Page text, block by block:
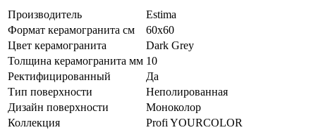
Производитель
Estima
Формат керамогранита см
60х60
Цвет керамогранита
Dark Grey
Толщина керамогранита мм 10
Ректифицированный
Да
Тип поверхности
Неполированная
Дизайн поверхности
Моноколор
Коллекция
Profi YOURCOLOR